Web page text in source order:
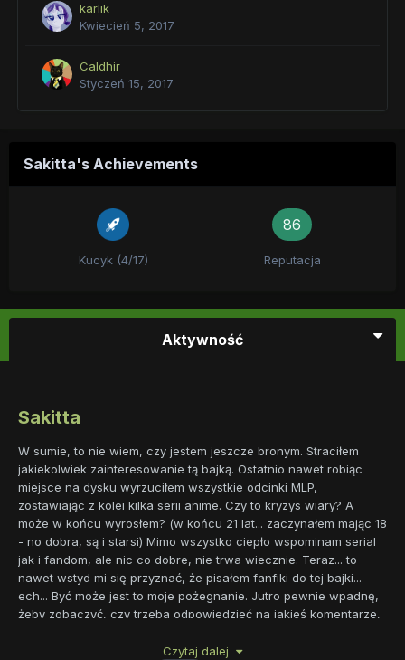
karlik
Kwiecień 5, 2017
Caldhir
Styczeń 15, 2017
Sakitta's Achievements
Kucyk (4/17)
86
Reputacja
Aktywność
Sakitta
W sumie, to nie wiem, czy jestem jeszcze bronym. Straciłem
jakiekolwiek zainteresowanie tą bajką. Ostatnio nawet robiąc
miejsce na dysku wyrzuciłem wszystkie odcinki MLP,
zostawiając z kolei kilka serii anime. Czy to kryzys wiary? A
może w końcu wyrosłem? (w końcu 21 lat... zaczynałem mając 18
- no dobra, są i starsi) Mimo wszystko ciepło wspominam serial
jak i fandom, ale nic co dobre, nie trwa wiecznie. Teraz... to
nawet wstyd mi się przyznać, że pisałem fanfiki do tej bajki...
ech... Być może jest to moje pożegnanie. Jutro pewnie wpadnę,
żeby zobaczyć, czy trzeba odpowiedzieć na jakieś komentarze,
kiedyś jakaś złota igła ponownie przekłuje moje serce i wrócę,
Czytaj dalej